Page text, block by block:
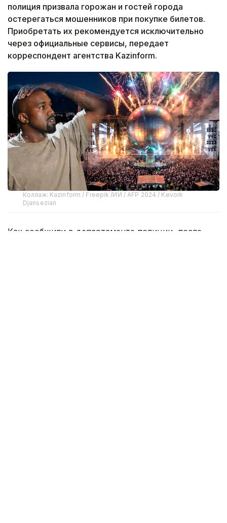
полиция призвала горожан и гостей города
остерегаться мошенников при покупке билетов.
Приобретать их рекомендуется исключительно
через официальные сервисы, передает
корреспондент агентства Kazinform.
Коллаж: Kazinform / Freepik /ИИ / AFP 2024 / Kevork
Djansezian
Как сообщили в департаменте полиции, после